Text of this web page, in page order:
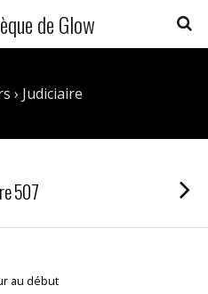
de Glow
› Judiciaire
507
au début